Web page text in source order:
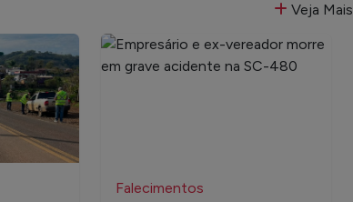
Veja Mais
Falecimentos